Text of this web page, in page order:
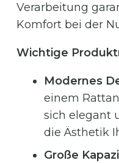
Verarbeitung
Komfort bei der
Wichtige
Modernes
einem
sich elegant
die Ästhetik
Große